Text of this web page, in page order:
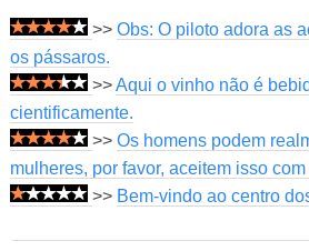
>> Obs: O piloto adora as
os pássaros.
>>Aqui o vinho não é
cientificamente.
>> Os homens podem
mulheres, por favor, aceitem isso
>> Bem-vindo ao centro